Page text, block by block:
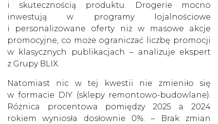
i skutecznością produktu. Drogerie mocno
inwestują w programy lojalnościowe
i personalizowane oferty niż w masowe akcje
promocyjne, co może ograniczać liczbę promocji
w klasycznych publikacjach – analizuje ekspert
z Grupy BLIX.
Natomiast nic w tej kwestii nie zmieniło się
w formacie DIY (sklepy remontowo-budowlane).
Różnica procentowa pomiędzy 2025 a 2024
rokiem wyniosła dosłownie 0%. – Brak zmian